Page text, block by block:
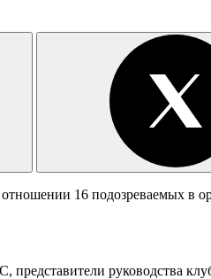
16 подозреваемых в
руководства